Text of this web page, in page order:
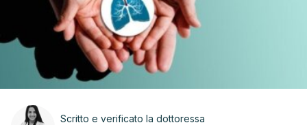
Scritto e verificato la dottoressa